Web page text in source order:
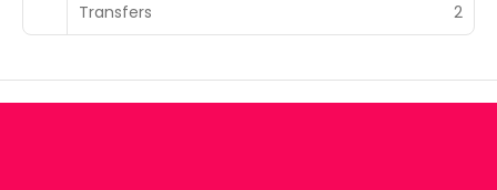
Transfers 2